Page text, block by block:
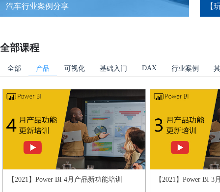
汽车行业案例分享 【
全部课程
全部 产品 可视化 基础入门 DAX 行业案例
【2021】Power BI 4月产品新功能培训 【2021】Power BI